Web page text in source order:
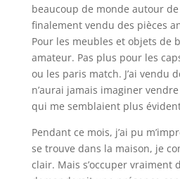
beaucoup de monde autour
finalement vendu des pièces
Pour les meubles et objets de
amateur. Pas plus pour les
ou les paris match. J’ai vendu
n’aurai jamais imaginer
qui me semblaient plus
Pendant ce mois, j’ai pu
se trouve dans la maison, je
clair. Mais s’occuper vraiment